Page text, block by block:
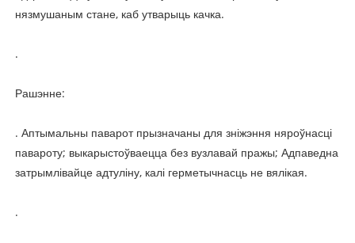
нязмушаным стане, каб утварыць качка.
.
Рашэнне:
. Аптымальны паварот прызначаны для зніжэння няроўнасці
павароту; выкарыстоўваецца без вузлавай пражы; Адпаведна
затрымлівайце адтуліну, калі герметычнасць не вялікая.
.